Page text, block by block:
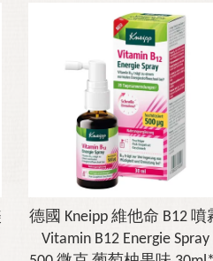
德國 Kneipp 維他命 B12 噴
Vitamin B12 Energie Spray